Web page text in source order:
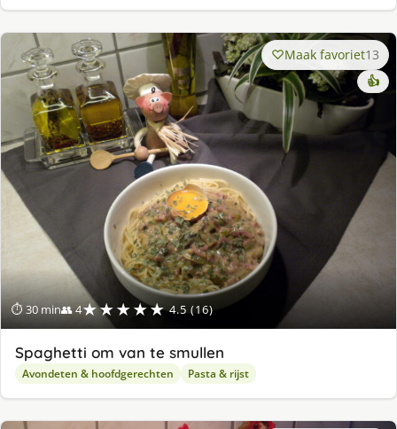
⏱ 30 min👥 4★★★★★ 4.5 (16)
Maak favoriet13
👍
Spaghetti om van te smullen
Avondeten & hoofdgerechten Pasta & rijst